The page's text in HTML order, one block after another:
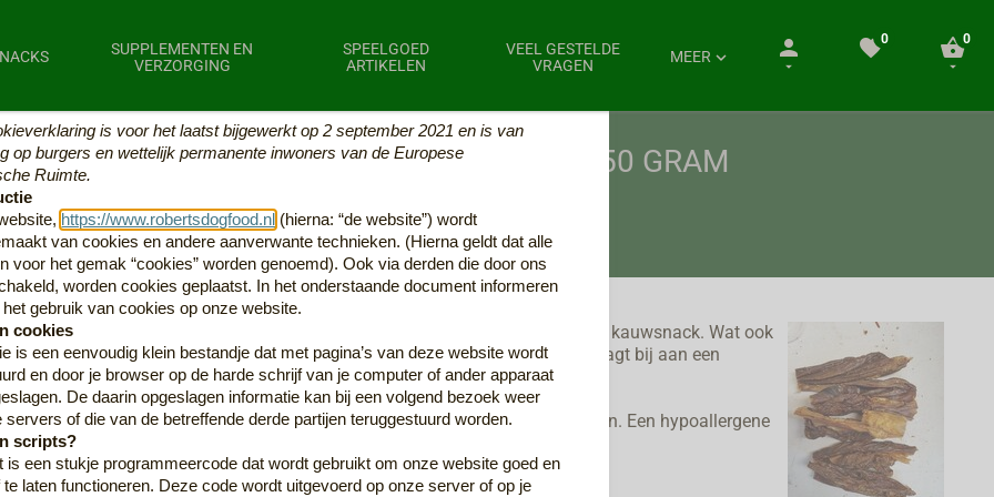
SUPPLEMENTEN EN
VERZORGING
SPEELGOED
ARTIKELEN
VEEL GESTELDE
VRAGEN
MEER  

0 

0
/PAARDEN ACHILLESPEES CA. 250 GRAM
mooie grote stukken achillespees een wat hardere en taaiere hypoallergene kauwsnack. Wat ook
de hond. Ideaal voor honden met een eliminatiedieet of allergie. Kauwen draagt bij aan een
ontspanning. Deze achillespees is beperkt beschikbaar.
is natuurtlijk gedroogd en 100% Paard zonder toevoegingen, granen of gluten. Een hypoallergene
hond.
Klanten,
Vanaf 18 juni 2026 tot en met 30 juni 2026 zijn wij op vakantie!!
gedaan vanaf 18 juni worden daarom verstuurd vanaf ca.
30 juni 2026.
weer mee doen met een Carbagerun en houden jullie op de
via social media, dus volg ons en wil je een donatie doen, stuur
is voor het laatst bijgewerkt op 2 september 2021 en is van
op burgers en wettelijk permanente inwoners van de Europese
Ruimte.
https://www.robertsdogfood.nl (hierna: “de website”) wordt
van cookies en andere aanverwante technieken. (Hierna geldt dat alle
voor het gemak “cookies” worden genoemd). Ook via derden die door ons
worden cookies geplaatst. In het onderstaande document informeren
gebruik van cookies op onze website.
cookies
is een eenvoudig klein bestandje dat met pagina’s van deze website wordt
en door je browser op de harde schrijf van je computer of ander apparaat
De daarin opgeslagen informatie kan bij een volgend bezoek weer
servers of die van de betreffende derde partijen teruggestuurd worden.
scripts?
is een stukje programmeercode dat wordt gebruikt om onze website goed en
te laten functioneren. Deze code wordt uitgevoerd op onze server of op je